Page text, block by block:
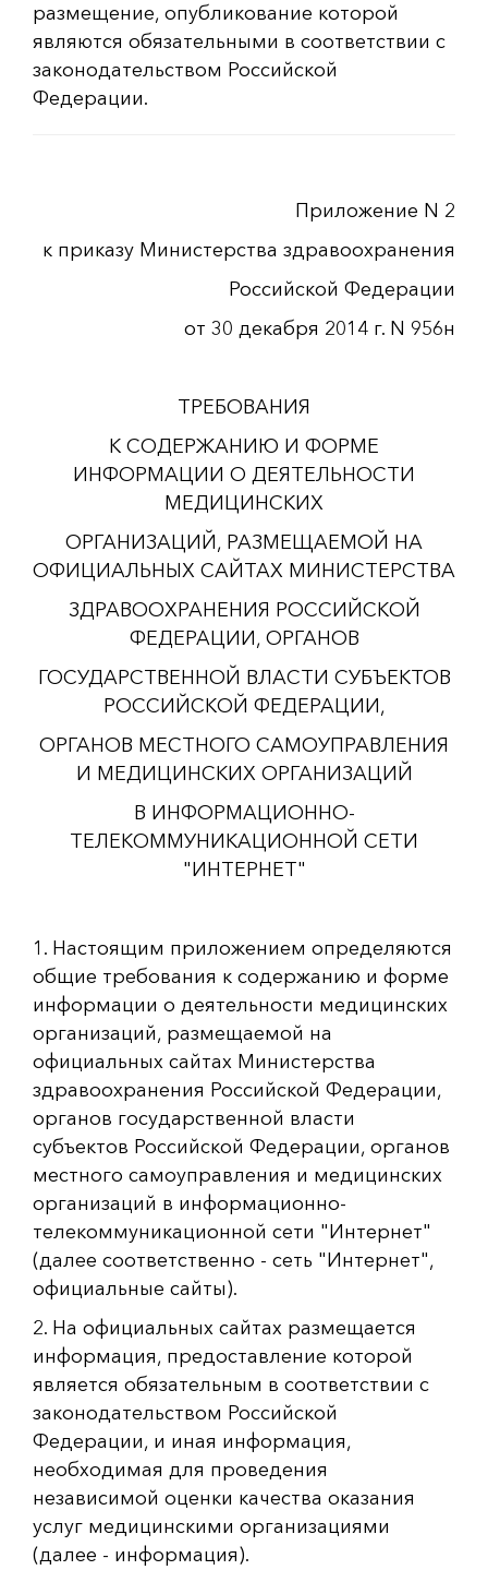
размещение, опубликование которой
являются обязательными в соответствии с
законодательством Российской
Федерации.
Приложение N 2
к приказу Министерства здравоохранения
Российской Федерации
от 30 декабря 2014 г. N 956н
ТРЕБОВАНИЯ
К СОДЕРЖАНИЮ И ФОРМЕ
ИНФОРМАЦИИ О ДЕЯТЕЛЬНОСТИ
МЕДИЦИНСКИХ
ОРГАНИЗАЦИЙ, РАЗМЕЩАЕМОЙ НА
ОФИЦИАЛЬНЫХ САЙТАХ МИНИСТЕРСТВА
ЗДРАВООХРАНЕНИЯ РОССИЙСКОЙ
ФЕДЕРАЦИИ, ОРГАНОВ
ГОСУДАРСТВЕННОЙ ВЛАСТИ СУБЪЕКТОВ
РОССИЙСКОЙ ФЕДЕРАЦИИ,
ОРГАНОВ МЕСТНОГО САМОУПРАВЛЕНИЯ
И МЕДИЦИНСКИХ ОРГАНИЗАЦИЙ
В ИНФОРМАЦИОННО-
ТЕЛЕКОММУНИКАЦИОННОЙ СЕТИ
"ИНТЕРНЕТ"
1. Настоящим приложением определяются
общие требования к содержанию и форме
информации о деятельности медицинских
организаций, размещаемой на
официальных сайтах Министерства
здравоохранения Российской Федерации,
органов государственной власти
субъектов Российской Федерации, органов
местного самоуправления и медицинских
организаций в информационно-
телекоммуникационной сети "Интернет"
(далее соответственно - сеть "Интернет",
официальные сайты).
2. На официальных сайтах размещается
информация, предоставление которой
является обязательным в соответствии с
законодательством Российской
Федерации, и иная информация,
необходимая для проведения
независимой оценки качества оказания
услуг медицинскими организациями
(далее - информация).